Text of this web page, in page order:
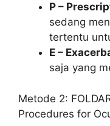
P –
sedang
tertentu
E –
saja yang
Metode 2:
Procedures for